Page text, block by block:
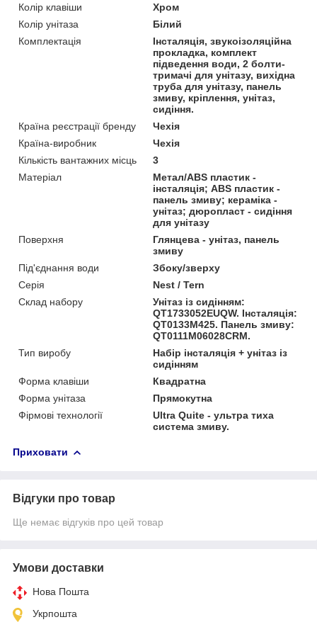
Колір клавіши
Хром
Колір унітаза
Білий
Комплектація
Інсталяція, звукоізоляційна
прокладка, комплект
підведення води, 2 болти-
тримачі для унітазу, вихідна
труба для унітазу, панель
змиву, кріплення, унітаз,
сидіння.
Країна реєстрації бренду
Чехія
Країна-виробник
Чехія
Кількість вантажних місць
3
Матеріал
Метал/ABS пластик -
інсталяція; ABS пластик -
панель змиву; кераміка -
унітаз; дюропласт - сидіння
для унітазу
Поверхня
Глянцева - унітаз, панель
змиву
Під'єднання води
Збоку/зверху
Серія
Nest / Tern
Склад набору
Унітаз із сидінням:
QT1733052EUQW. Інсталяція:
QT0133M425. Панель змиву:
QT0111M06028CRM.
Тип виробу
Набір інсталяція + унітаз із
сидінням
Форма клавіши
Квадратна
Форма унітаза
Прямокутна
Фірмові технології
Ultra Quite - ультра тиха
система змиву.
Приховати
Відгуки про товар
Ще немає відгуків про цей товар
Умови доставки
Нова Пошта
Укрпошта